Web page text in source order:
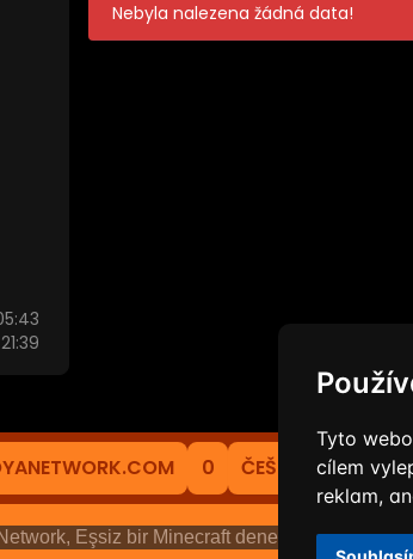
Tyto
cílem
reklam,
Nebyla nalezena žádná data!
0 ČEŠTINA
Eşsiz bir Minecraft deneyimi! Mojang